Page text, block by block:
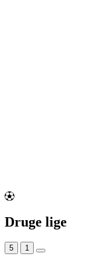
Druge lige
5 1